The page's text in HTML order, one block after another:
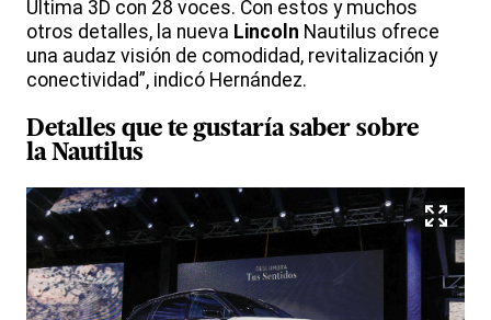
Ultima 3D con 28 voces. Con estos y muchos
otros detalles, la nueva Lincoln Nautilus ofrece
una audaz visión de comodidad, revitalización y
conectividad”, indicó Hernández.
Detalles que te gustaría saber sobre
la Nautilus